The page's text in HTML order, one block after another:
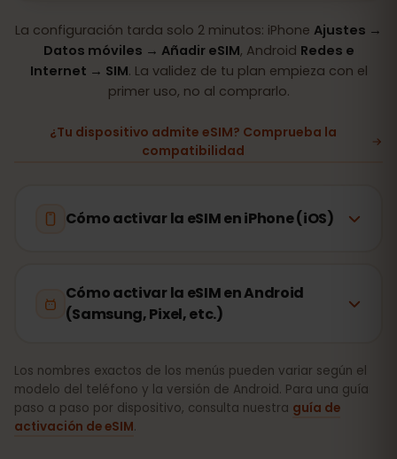
La configuración tarda solo 2 minutos: iPhone Ajustes →
Datos móviles → Añadir eSIM, Android Redes e
Internet → SIM. La validez de tu plan empieza con el
primer uso, no al comprarlo.
¿Tu dispositivo admite eSIM? Comprueba la
compatibilidad
Cómo activar la eSIM en iPhone (iOS)
Cómo activar la eSIM en Android
(Samsung, Pixel, etc.)
Los nombres exactos de los menús pueden variar según el
modelo del teléfono y la versión de Android. Para una guía
paso a paso por dispositivo, consulta nuestra guía de
activación de eSIM.